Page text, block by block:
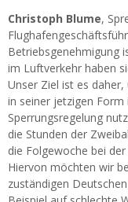
Christoph Blume,
Betriebsgenehmigung
im Luftverkehr haben
Unser Ziel ist es
in seiner jetzigen
Sperrungsregelung
die Stunden der
die Folgewoche bei
Hiervon möchten wir
zuständigen